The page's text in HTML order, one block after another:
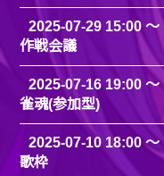
2025-07-29 15:00
作戦会議
2025-07-16 19:00
雀魂(参加型)
2025-07-10 18:00
歌枠